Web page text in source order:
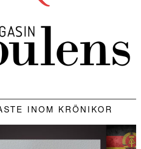
INOM KRÖNIKOR